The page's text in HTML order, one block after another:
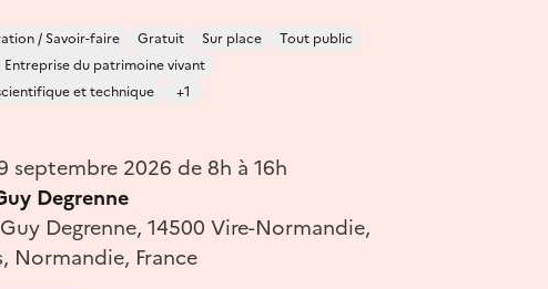
/ Savoir-faire Gratuit Sur place
Tout public
Entreprise du patrimoine vivant
et technique
+1
septembre 2026 de 8h à 16h
Degrenne
Degrenne, 14500 Vire-Normandie,
Normandie, France